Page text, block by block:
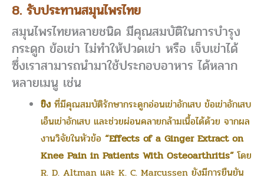
8. รับประทานสมุนไพรไทย
สมุนไพรไทยหลายชนิด มีคุณสมบัติในการบำรุง
กระดูก ข้อเข่า ไม่ทำให้ปวดเข่า หรือ เจ็บเข่าได้
ซึ่งเราสามารถนำมาใช้ประกอบอาหาร ได้หลาก
หลายเมนู เช่น
ขิงที่มีคุณสมบัติรักษากระดูกอ่อนเข่าอักเสบ ข้อเข่าอักเสบ
เอ็นเข่าอักเสบ และช่วยผ่อนคลายกล้ามเนื้อได้ด้วย จากผล
งานวิจัยในหัวข้อ“Effects of a Ginger Extract on
Knee Pain in Patients With Osteoarthritis” โดย
R. D. Altman และ K. C. Marcussen ยังมีการยืนยัน